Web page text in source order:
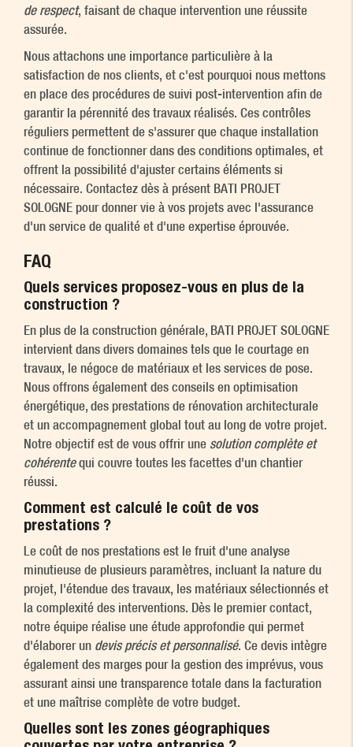
de respect, faisant de chaque intervention une réussite
assurée.
Nous attachons une importance particulière à la
satisfaction de nos clients, et c'est pourquoi nous mettons
en place des procédures de suivi post-intervention afin de
garantir la pérennité des travaux réalisés. Ces contrôles
réguliers permettent de s'assurer que chaque installation
continue de fonctionner dans des conditions optimales, et
offrent la possibilité d'ajuster certains éléments si
nécessaire. Contactez dès à présent BATI PROJET
SOLOGNE pour donner vie à vos projets avec l'assurance
d'un service de qualité et d'une expertise éprouvée.
FAQ
Quels services proposez-vous en plus de la
construction ?
En plus de la construction générale, BATI PROJET SOLOGNE
intervient dans divers domaines tels que le courtage en
travaux, le négoce de matériaux et les services de pose.
Nous offrons également des conseils en optimisation
énergétique, des prestations de rénovation architecturale
et un accompagnement global tout au long de votre projet.
Notre objectif est de vous offrir une solution complète et
cohérentequi couvre toutes les facettes d'un chantier
réussi.
Comment est calculé le coût de vos
prestations ?
Le coût de nos prestations est le fruit d'une analyse
minutieuse de plusieurs paramètres, incluant la nature du
projet, l'étendue des travaux, les matériaux sélectionnés et
la complexité des interventions. Dès le premier contact,
notre équipe réalise une étude approfondie qui permet
d'élaborer un devis précis et personnalisé. Ce devis intègre
également des marges pour la gestion des imprévus, vous
assurant ainsi une transparence totale dans la facturation
et une maîtrise complète de votre budget.
Quelles sont les zones géographiques